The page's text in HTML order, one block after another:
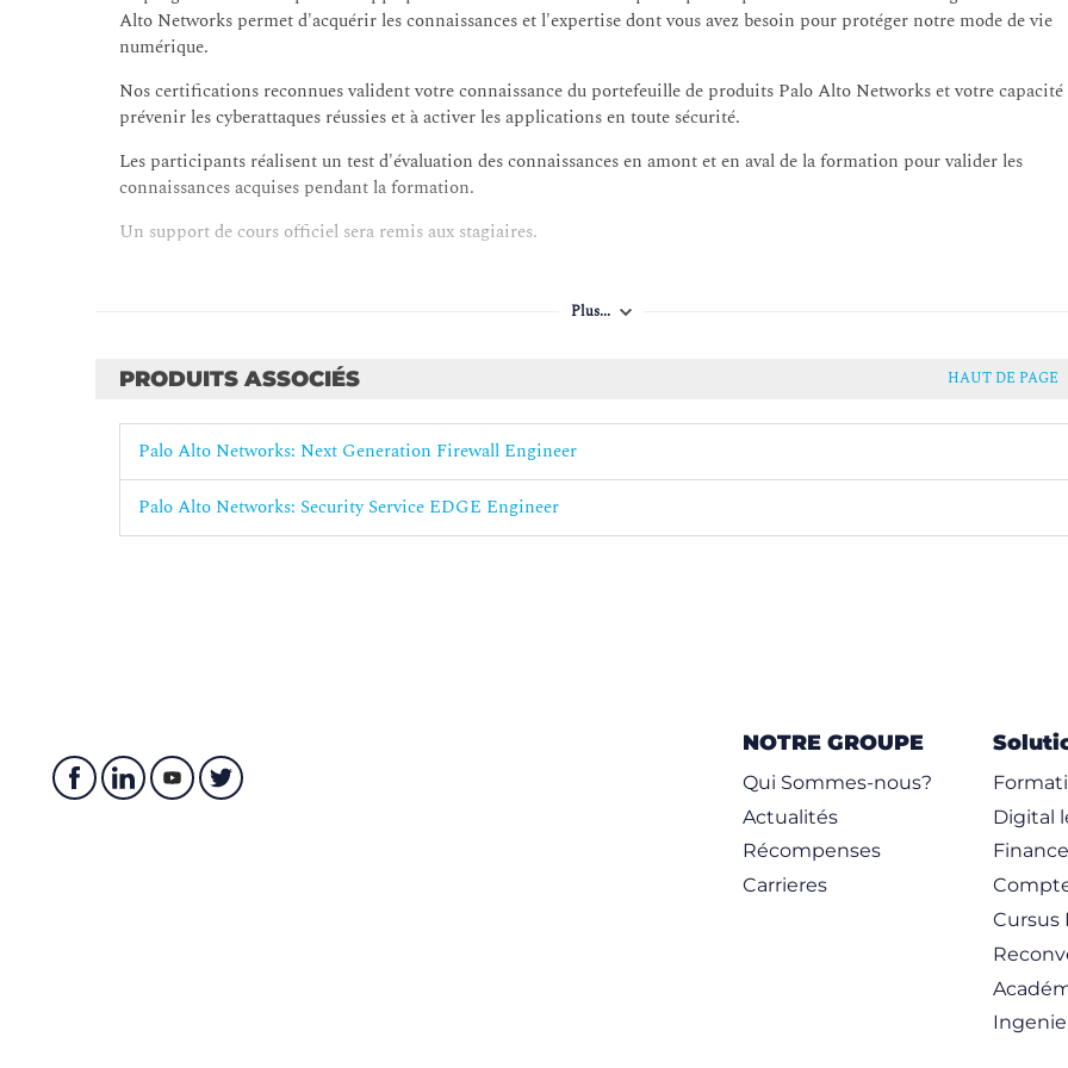
Alto Networks permet d'acquérir les connaissances et l'expertise dont vous avez besoin pour protéger notre mode de vie
numérique.
Nos certifications reconnues valident votre connaissance du portefeuille de produits Palo Alto Networks et votre capacité
prévenir les cyberattaques réussies et à activer les applications en toute sécurité.
Les participants réalisent un test d'évaluation des connaissances en amont et en aval de la formation pour valider les
connaissances acquises pendant la formation.
Un support de cours officiel sera remis aux stagiaires.
d'une tablette, qu’ils pourront connecter en WiFi dans nos locaux de Rueil, Lyon ou nos agences en régions.
Plus...
PRODUITS ASSOCIÉS HAUT DE PAGE
Palo Alto Networks: Next Generation Firewall Engineer
Palo Alto Networks: Security Service EDGE Engineer
NOTRE GROUPE
Qui Sommes-nous?
Actualités
Récompenses
Carrieres
Digital
Cursus